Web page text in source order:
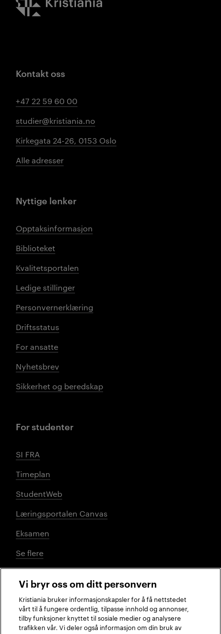
Kontakt oss
+47 22 59 60 00
studier@kristiania.no
Kirkegata 24-26, 0153 Oslo
Alle adresser
Nyttige lenker
Opptaksinformasjon
Biblioteket
Kvalitetsportalen
Ledige stillinger
Personvernerklæring
Driftsstatus
For ansatte
Nyhetsbrev
Sikkerhet og beredskap
For studenter
SI FRA
Timeplan
StudentWeb
Læringsportalen Canvas
Eksamen
Se flere
Sosiale medier
Vi bryr oss om ditt personvern
Kristiania bruker informasjonskapsler for å få nettstedet
vårt til å fungere ordentlig, tilpasse innhold og annonser,
tilby funksjoner knyttet til sosiale medier og analysere
trafikken vår. Vi deler også informasjon om din bruk av